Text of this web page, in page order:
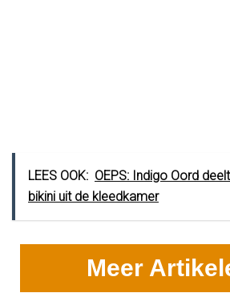
LEES OOK: OEPS: Indigo Oord
bikini uit de kleedkamer
Meer